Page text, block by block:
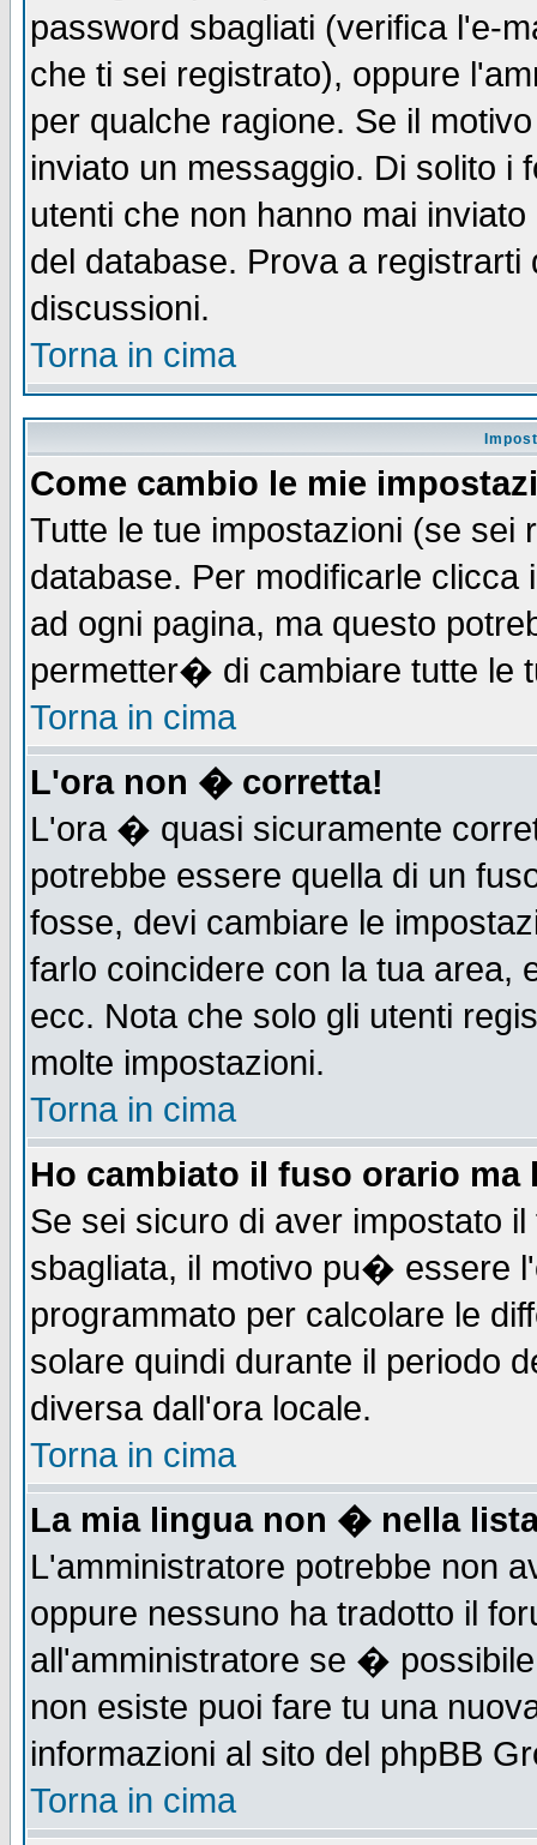
password sbagliati (verifica l'e-
che ti sei registrato), oppure
per qualche ragione. Se il
inviato un messaggio. Di solito i
utenti che non hanno mai
del database. Prova a
discussioni.
Torna in cima
Come cambio le mie
Tutte le tue impostazioni (se sei
database. Per modificarle clicca
ad ogni pagina, ma questo
permetter� di cambiare tutte le
Torna in cima
L'ora non � corretta!
L'ora � quasi sicuramente
potrebbe essere quella di un
fosse, devi cambiare le
farlo coincidere con la tua area,
ecc. Nota che solo gli utenti
molte impostazioni.
Torna in cima
Ho cambiato il fuso orario
Se sei sicuro di aver impostato
sbagliata, il motivo pu� essere
programmato per calcolare le
solare quindi durante il periodo
diversa dall'ora locale.
Torna in cima
La mia lingua non � nella
L'amministratore potrebbe non
oppure nessuno ha tradotto il
all'amministratore se �
non esiste puoi fare tu una
informazioni al sito del phpBB
Torna in cima